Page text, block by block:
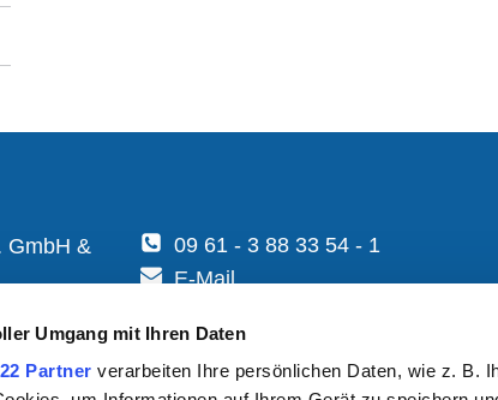
Umgang mit Ihren Daten
Partner verarbeiten Ihre persönlichen Daten, wie z. B.
GmbH &
09 61 - 3 88 33 54 - 1
E-Mail